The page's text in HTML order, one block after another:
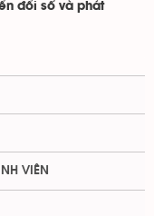
đổi số và phát
VIÊN